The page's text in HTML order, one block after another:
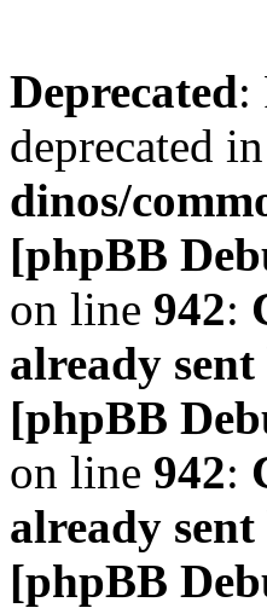
Deprecated:
deprecated in
dinos/
[phpBB
on line 942:
already
[phpBB
on line 942:
already
[phpBB